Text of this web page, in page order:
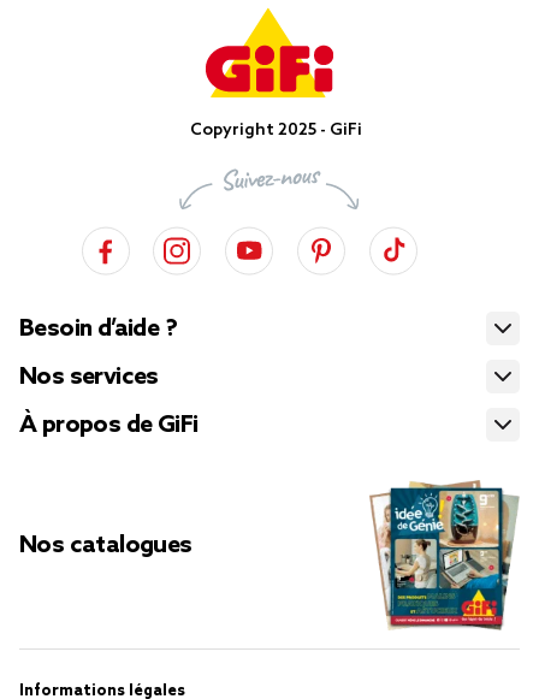
Copyright 2025 - GiFi
Besoin d’aide ?
Nos services
À propos de GiFi
Nos catalogues
Informations légales